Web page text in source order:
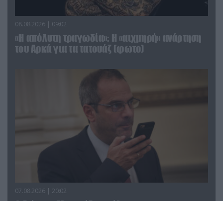
08.08.2026 | 09:02
«Η απόλυτη τραγωδία»: Η «αιχμηρή» ανάρτηση
του Αρκά για τα τατουάζ (φωτο)
07.08.2026 | 20:02